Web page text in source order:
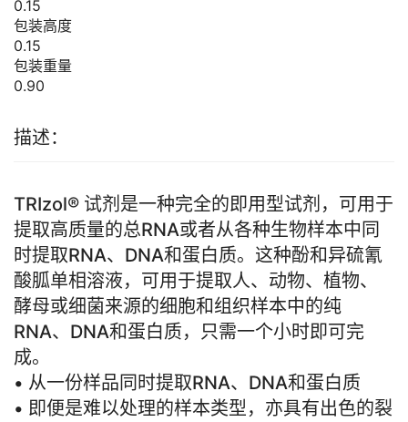
0.15
包装高度
0.15
包装重量
0.90
描述：
TRIzol® 试剂是一种完全的即用型试剂，可用于
提取高质量的总RNA或者从各种生物样本中同
时提取RNA、DNA和蛋白质。这种酚和异硫氰
酸胍单相溶液，可用于提取人、动物、植物、
酵母或细菌来源的细胞和组织样本中的纯
RNA、DNA和蛋白质，只需一个小时即可完
成。
• 从一份样品同时提取RNA、DNA和蛋白质
• 即便是难以处理的样本类型，亦具有出色的裂